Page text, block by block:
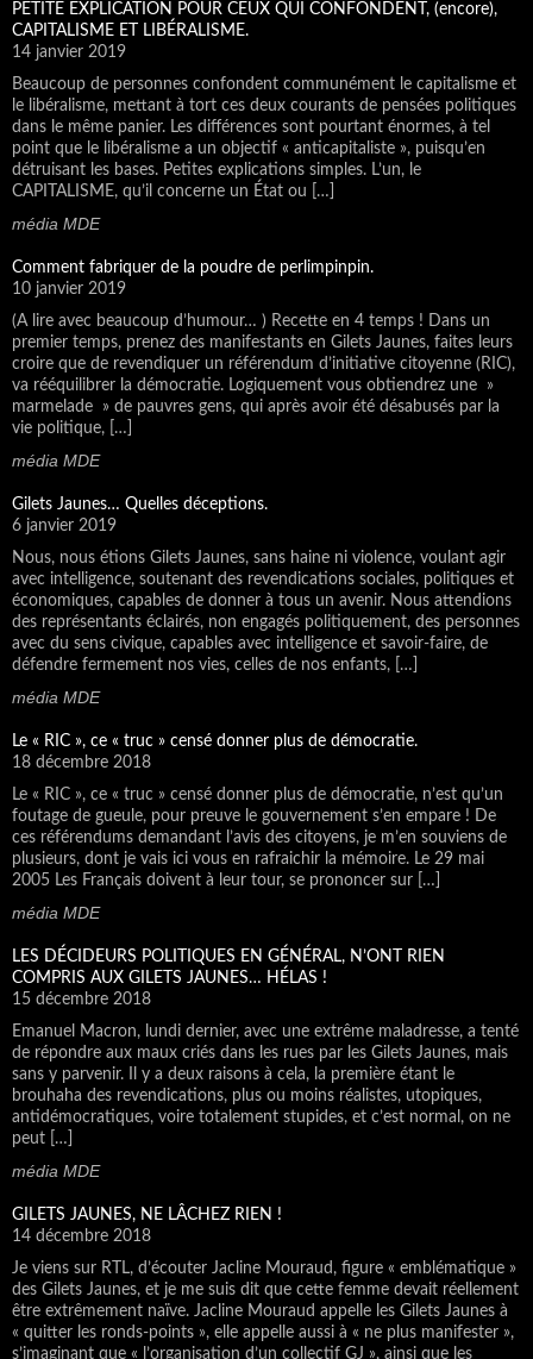
PETITE EXPLICATION POUR CEUX QUI CONFONDENT, (encore),
CAPITALISME ET LIBÉRALISME.
14 janvier 2019
Beaucoup de personnes confondent communément le capitalisme et
le libéralisme, mettant à tort ces deux courants de pensées politiques
dans le même panier. Les différences sont pourtant énormes, à tel
point que le libéralisme a un objectif « anticapitaliste », puisqu’en
détruisant les bases. Petites explications simples. L’un, le
CAPITALISME, qu’il concerne un État ou […]
média MDE
Comment fabriquer de la poudre de perlimpinpin.
10 janvier 2019
(A lire avec beaucoup d’humour… ) Recette en 4 temps ! Dans un
premier temps, prenez des manifestants en Gilets Jaunes, faites leurs
croire que de revendiquer un référendum d’initiative citoyenne (RIC),
va rééquilibrer la démocratie. Logiquement vous obtiendrez une »
marmelade » de pauvres gens, qui après avoir été désabusés par la
vie politique, […]
média MDE
Gilets Jaunes… Quelles déceptions.
6 janvier 2019
Nous, nous étions Gilets Jaunes, sans haine ni violence, voulant agir
avec intelligence, soutenant des revendications sociales, politiques et
économiques, capables de donner à tous un avenir. Nous attendions
des représentants éclairés, non engagés politiquement, des personnes
avec du sens civique, capables avec intelligence et savoir-faire, de
défendre fermement nos vies, celles de nos enfants, […]
média MDE
Le « RIC », ce « truc » censé donner plus de démocratie.
18 décembre 2018
Le « RIC », ce « truc » censé donner plus de démocratie, n’est qu’un
foutage de gueule, pour preuve le gouvernement s’en empare ! De
ces référendums demandant l’avis des citoyens, je m’en souviens de
plusieurs, dont je vais ici vous en rafraichir la mémoire. Le 29 mai
2005 Les Français doivent à leur tour, se prononcer sur […]
média MDE
LES DÉCIDEURS POLITIQUES EN GÉNÉRAL, N’ONT RIEN
COMPRIS AUX GILETS JAUNES… HÉLAS !
15 décembre 2018
Emanuel Macron, lundi dernier, avec une extrême maladresse, a tenté
de répondre aux maux criés dans les rues par les Gilets Jaunes, mais
sans y parvenir. Il y a deux raisons à cela, la première étant le
brouhaha des revendications, plus ou moins réalistes, utopiques,
antidémocratiques, voire totalement stupides, et c’est normal, on ne
peut […]
média MDE
GILETS JAUNES, NE LÂCHEZ RIEN !
14 décembre 2018
Je viens sur RTL, d’écouter Jacline Mouraud, figure « emblématique »
des Gilets Jaunes, et je me suis dit que cette femme devait réellement
être extrêmement naïve. Jacline Mouraud appelle les Gilets Jaunes à
« quitter les ronds-points », elle appelle aussi à « ne plus manifester »,
s’imaginant que « l’organisation d’un collectif GJ », ainsi que les